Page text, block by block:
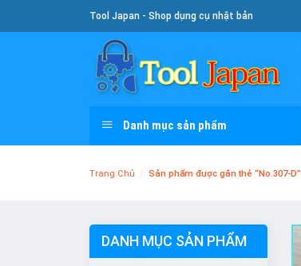
To
Tool Japan - Shop dụng cụ nhật bản
Danh mục sản phẩm
Trang Chủ / Sản phẩm được gắn thẻ “No.307-D”
DANH MỤC SẢN PHẨM